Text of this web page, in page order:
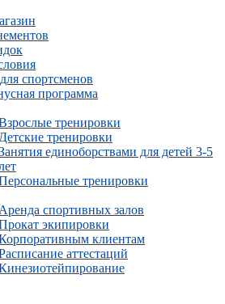
спортсменов
программа
тренировки
Детские тренировки
единоборствами для детей 3-5
тренировки
Аренда спортивных залов
экипировки
клиентам
аттестаций